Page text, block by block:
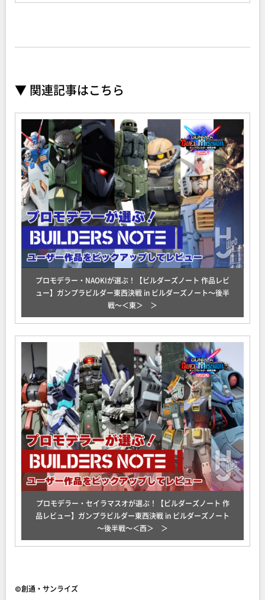
▼ 関連記事はこちら
プロモデラー・NAOKIが選ぶ！【ビルダーズノート 作品レビ
ュー】ガンプラビルダー東西決戦 in ビルダーズノート～後半
戦～＜東＞
プロモデラー・セイラマスオが選ぶ！【ビルダーズノート 作
品レビュー】ガンプラビルダー東西決戦 in ビルダーズノート
～後半戦～＜西＞
©創通・サンライズ